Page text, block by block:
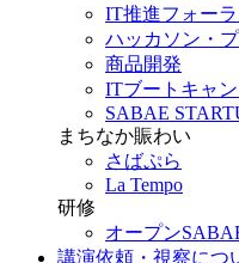
IT推進フォーラ
ハッカソン・
商品開発
ITブートキャ
SABAE
まちなか賑わい
さばぷら
La Tempo
研修
オープン
講演依頼・視察につ